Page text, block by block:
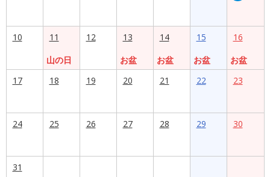
10
11
山の日
12
13
お盆
14
お盆
15
お盆
16
お盆
17
18 19 20 21 22 23
24 25 26 27 28 29 30
31